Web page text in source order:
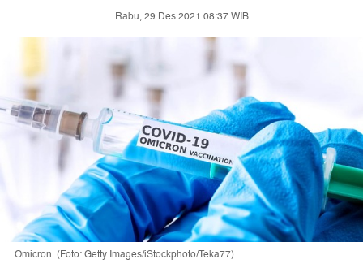
Rabu, 29 Des 2021 08:37 WIB
Omicron. (Foto: Getty Images/iStockphoto/Teka77)